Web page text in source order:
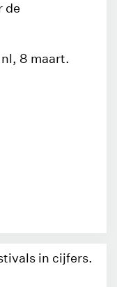
de
8 maart.
in cijfers.